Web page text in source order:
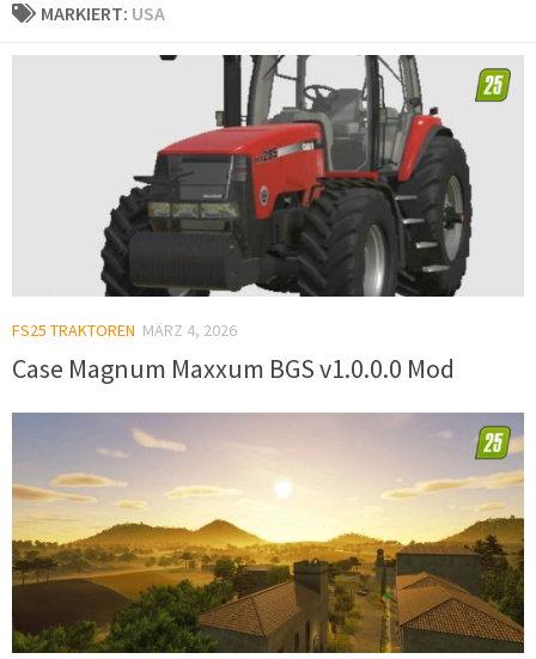
MARKIERT: USA
FS25 TRAKTOREN MÄRZ 4, 2026
Case Magnum Maxxum BGS v1.0.0.0 Mod